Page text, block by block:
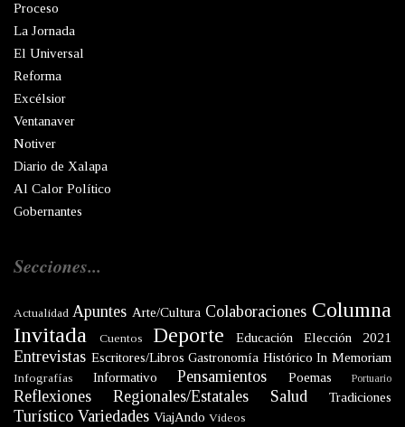
Proceso
La Jornada
El Universal
Reforma
Excélsior
Ventanaver
Notiver
Diario de Xalapa
Al Calor Político
Gobernantes
Secciones...
Actualidad Apuntes Arte/Cultura Colaboraciones Columna
Invitada
Cuentos Deporte Educación Elección 2021
Entrevistas Escritores/Libros Gastronomía Histórico In Memoriam
Infografías Informativo Pensamientos Poemas Portuario
Reflexiones Regionales/Estatales Salud Tradiciones
Turístico Variedades ViajAndo Videos